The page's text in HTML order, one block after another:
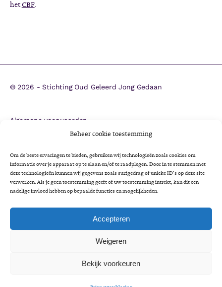
Beheer cookie toestemming
Om de beste ervaringen te bieden, gebruiken wij technologieën zoals cookies om
informatie over je apparaat op te slaan en/of te raadplegen. Door in te stemmen met
deze technologieën kunnen wij gegevens zoals surfgedrag of unieke ID's op deze site
verwerken. Als je geen toestemming geeft of uw toestemming intrekt, kan dit een
nadelige invloed hebben op bepaalde functies en mogelijkheden.
Accepteren
Weigeren
Bekijk voorkeuren
hetCBF.
© 2026 - Stichting Oud Geleerd Jong Gedaan
Algemene voorwaarden
Colofon
Cookieverklaring
Impactrapportage 2025
Minimaregeling voor senioren
Vrijwilligersbeleid en gedragscode
A